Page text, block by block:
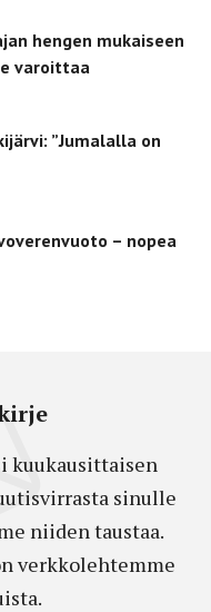
hengen mukaiseen
varoittaa
”Jumalalla on
– nopea
kuukausittaisen
sinulle
niiden taustaa.
verkkolehtemme